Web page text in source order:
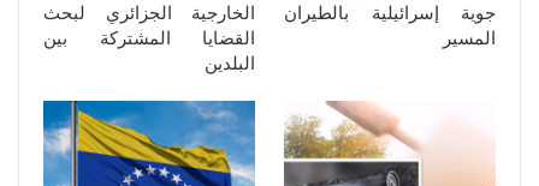
جوية إسرائيلية بالطيران
المسير
الخارجية الجزائري لبحث
القضايا المشتركة بين
البلدين